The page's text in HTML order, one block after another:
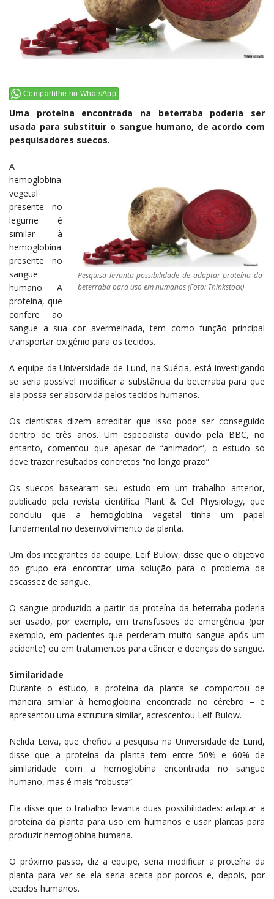
Compartilhe no WhatsApp
Uma proteína encontrada na beterraba poderia ser
usada para substituir o sangue humano, de acordo com
pesquisadores suecos.
Pesquisa levanta possibilidade de adaptar proteína da
beterraba para uso em humanos (Foto: Thinkstock)
A
hemoglobina
vegetal
presente no
legume é
similar à
hemoglobina
presente no
sangue
humano. A
proteína, que
confere ao
sangue a sua cor avermelhada, tem como função principal
transportar oxigênio para os tecidos.
A equipe da Universidade de Lund, na Suécia, está investigando
se seria possível modificar a substância da beterraba para que
ela possa ser absorvida pelos tecidos humanos.
Os cientistas dizem acreditar que isso pode ser conseguido
dentro de três anos. Um especialista ouvido pela BBC, no
entanto, comentou que apesar de “animador”, o estudo só
deve trazer resultados concretos “no longo prazo”.
Os suecos basearam seu estudo em um trabalho anterior,
publicado pela revista científica Plant & Cell Physiology, que
concluiu que a hemoglobina vegetal tinha um papel
fundamental no desenvolvimento da planta.
Um dos integrantes da equipe, Leif Bulow, disse que o objetivo
do grupo era encontrar uma solução para o problema da
escassez de sangue.
O sangue produzido a partir da proteína da beterraba poderia
ser usado, por exemplo, em transfusões de emergência (por
exemplo, em pacientes que perderam muito sangue após um
acidente) ou em tratamentos para câncer e doenças do sangue.
Similaridade
Durante o estudo, a proteína da planta se comportou de
maneira similar à hemoglobina encontrada no cérebro – e
apresentou uma estrutura similar, acrescentou Leif Bulow.
Nelida Leiva, que chefiou a pesquisa na Universidade de Lund,
disse que a proteína da planta tem entre 50% e 60% de
similaridade com a hemoglobina encontrada no sangue
humano, mas é mais “robusta”.
Ela disse que o trabalho levanta duas possibilidades: adaptar a
proteína da planta para uso em humanos e usar plantas para
produzir hemoglobina humana.
O próximo passo, diz a equipe, seria modificar a proteína da
planta para ver se ela seria aceita por porcos e, depois, por
tecidos humanos.